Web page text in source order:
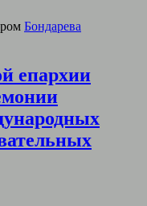
Бондарева
епархии